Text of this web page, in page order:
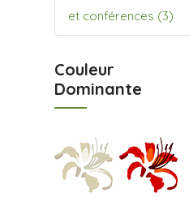
et conférences (3)
Couleur
Dominante